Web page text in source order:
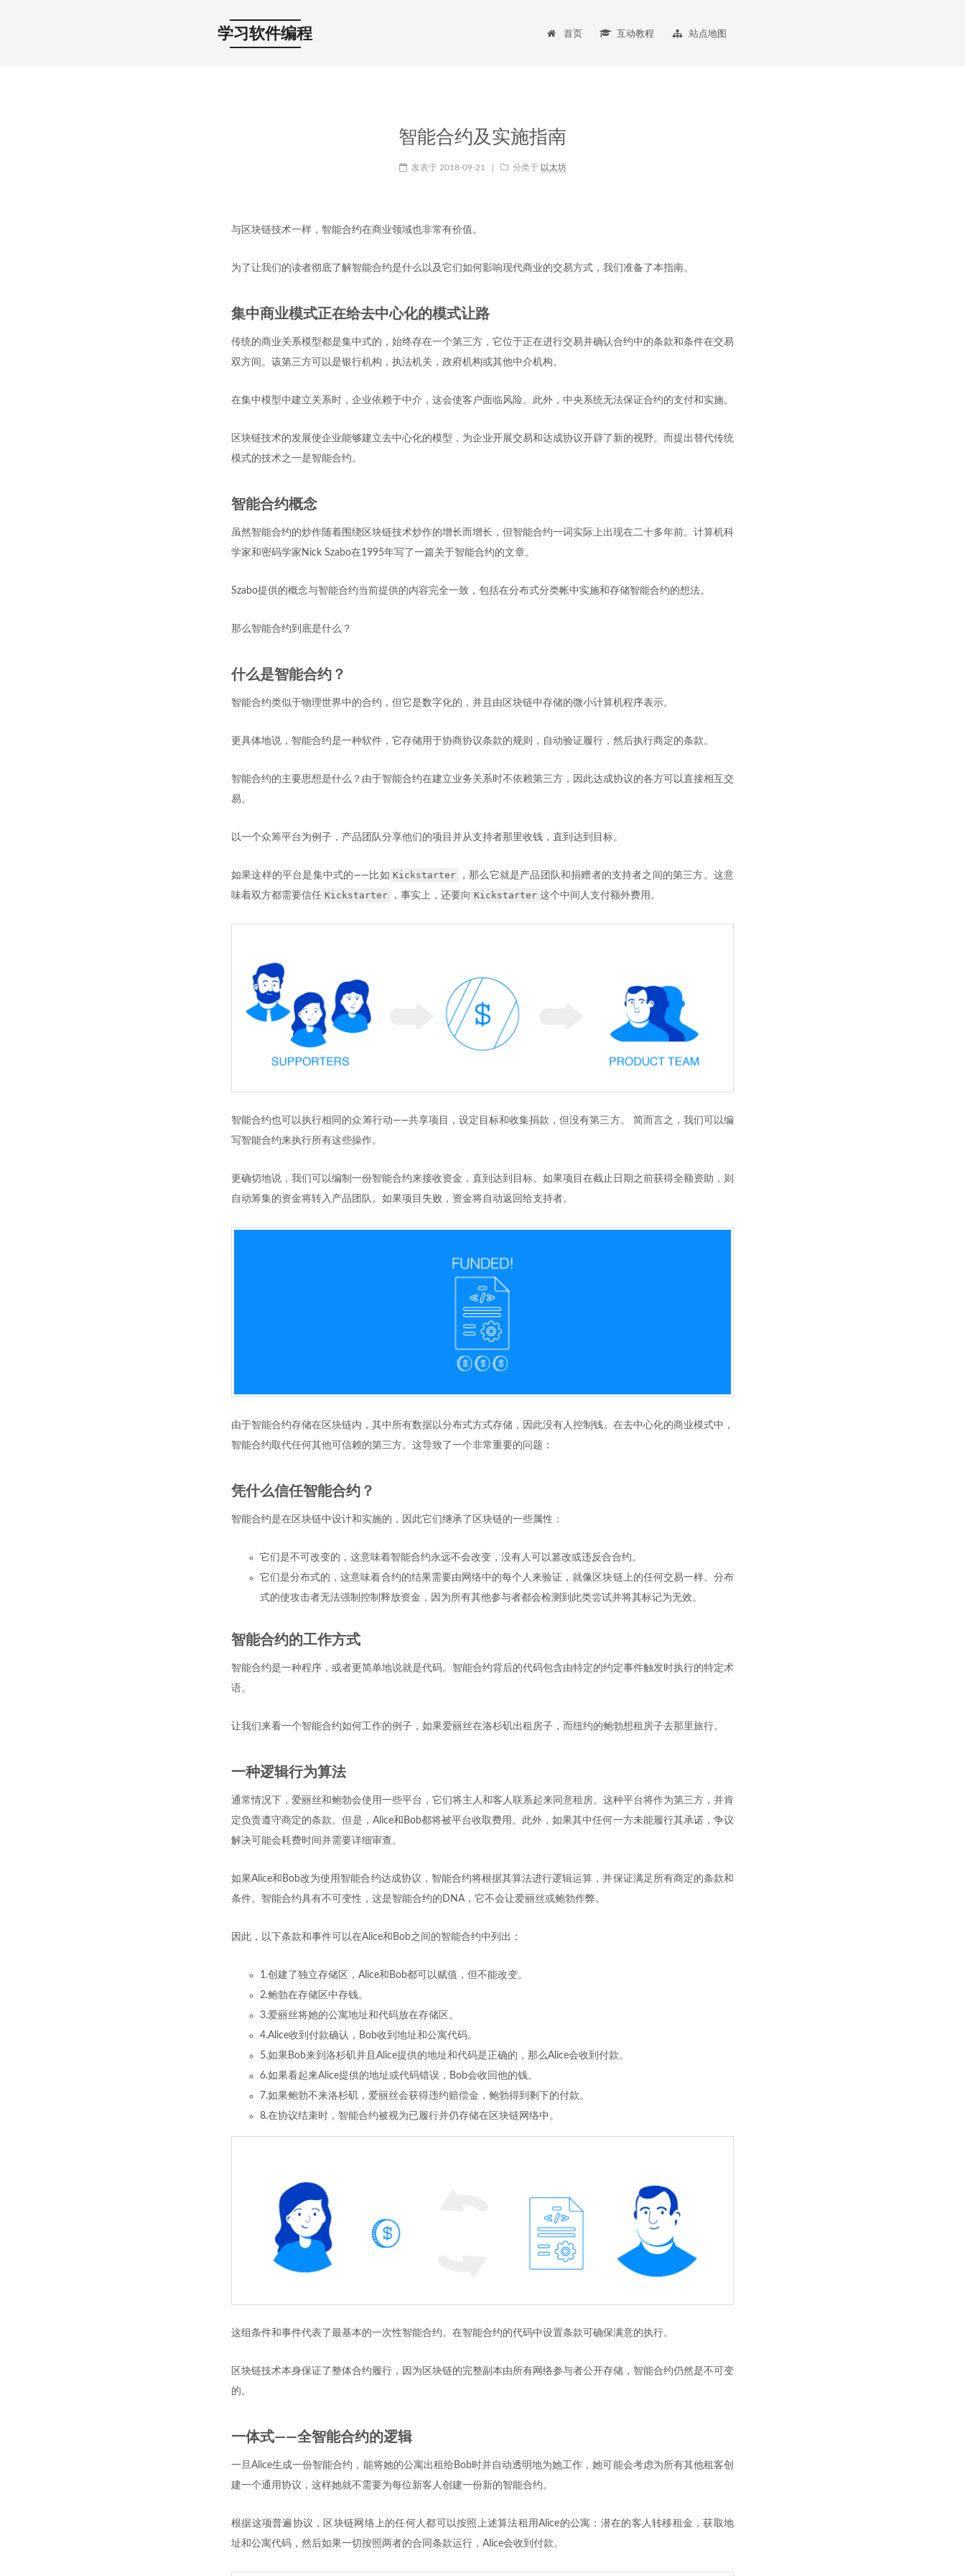
学习软件编程 首页 互动教程 站点地图
智能合约及实施指南
发表于 2018-09-21 分类于 以太坊
与区块链技术一样，智能合约在商业领域也非常有价值。
为了让我们的读者彻底了解智能合约是什么以及它们如何影响现代商业的交易方式，我们准备了本指南。
集中商业模式正在给去中心化的模式让路
传统的商业关系模型都是集中式的，始终存在一个第三方，​​它位于正在进行交易并确认合约中的条款和条件在交易
双方间。该第三方可以是银行机构，执法机关，政府机构或其他中介机构。
在集中模型中建立关系时，企业依赖于中介，这会使客户面临风险。此外，中央系统无法保证合约的支付和实施。
区块链技术的发展使企业能够建立去中心化的模型，为企业开展交易和达成协议开辟了新的视野。而提出替代传统
模式的技术之一是智能合约。
智能合约概念
虽然智能合约的炒作随着围绕区块链技术炒作的增长而增长，但智能合约一词实际上出现在二十多年前。计算机科
学家和密码学家Nick Szabo在1995年写了一篇关于智能合约的文章。
Szabo提供的概念与智能合约当前提供的内容完全一致，包括在分布式分类帐中实施和存储智能合约的想法。
那么智能合约到底是什么？
什么是智能合约？
智能合约类似于物理世界中的合约，但它是数字化的，并且由区块链中存储的微小计算机程序表示。
更具体地说，智能合约是一种软件，它存储用于协商协议条款的规则，自动验证履行，然后执行商定的条款。
智能合约的主要思想是什么？由于智能合约在建立业务关系时不依赖第三方，因此达成协议的各方可以直接相互交
易。
以一个众筹平台为例子，产品团队分享他们的项目并从支持者那里收钱，直到达到目标。
如果这样的平台是集中式的——比如 Kickstarter
，那么它就是产品团队和捐赠者的支持者之间的第三方。这意
味着双方都需要信任 Kickstarter ，事实上，还要向 Kickstarter 这个中间人支付额外费用。
智能合约也可以执行相同的众筹行动——共享项目，设定目标和收集捐款，但没有第三方。 简而言之，我们可以编
写智能合约来执行所有这些操作。
更确切地说，我们可以编制一份智能合约来接收资金，直到达到目标。如果项目在截止日期之前获得全额资助，则
自动筹集的资金将转入产品团队。如果项目失败，资金将自动返回给支持者。
由于智能合约存储在区块链内，其中所有数据以分布式方式存储，因此没有人控制钱。在去中心化的商业模式中，
智能合约取代任何其他可信赖的第三方。这导致了一个非常重要的问题：
凭什么信任智能合约？
智能合约是在区块链中设计和实施的，因此它们继承了区块链的一些属性：
它们是不可改变的，这意味着智能合约永远不会改变，没有人可以篡改或违反合合约。
它们是分布式的，这意味着合约的结果需要由网络中的每个人来验证，就像区块链上的任何交易一样。分布
式的使攻击者无法强制控制释放资金，因为所有其他参与者都会检测到此类尝试并将其标记为无效。
智能合约的工作方式
智能合约是一种程序，或者更简单地说就是代码。智能合约背后的代码包含由特定的约定事件触发时执行的特定术
语。
让我们来看一个智能合约如何工作的例子，如果爱丽丝在洛杉矶出租房子，而纽约的鲍勃想租房子去那里旅行。
一种逻辑行为算法
通常情况下，爱丽丝和鲍勃会使用一些平台，它们将主人和客人联系起来同意租房。这种平台将作为第三方，并肯
定负责遵守商定的条款。但是，Alice和Bob都将被平台收取费用。此外，如果其中任何一方未能履行其承诺，争议
解决可能会耗费时间并需要详细审查。
如果Alice和Bob改为使用智能合约达成协议，智能合约将根据其算法进行逻辑运算，并保证满足所有商定的条款和
条件。智能合约具有不可变性，这是智能合约的DNA，它不会让爱丽丝或鲍勃作弊。
因此，以下条款和事件可以在Alice和Bob之间的智能合约中列出：
1.创建了独立存储区，Alice和Bob都可以赋值，但不能改变。
2.鲍勃在存储区中存钱。
3.爱丽丝将她的公寓地址和代码放在存储区。
4.Alice收到付款确认，Bob收到地址和公寓代码。
5.如果Bob来到洛杉矶并且Alice提供的地址和代码是正确的，那么Alice会收到付款。
6.如果看起来Alice提供的地址或代码错误，Bob会收回他的钱。
7.如果鲍勃不来洛杉矶，爱丽丝会获得违约赔偿金，鲍勃得到剩下的付款。
8.在协议结束时，智能合约被视为已履行并仍存储在区块链网络中。
这组条件和事件代表了最基本的一次性智能合约。在智能合约的代码中设置条款可确保满意的执行。
区块链技术本身保证了整体合约履行，因为区块链的完整副本由所有网络参与者公开存储，智能合约仍然是不可变
的。
一体式——全智能合约的逻辑
一旦Alice生成一份智能合约，能将她的公寓出租给Bob时并自动透明地为她工作，她可能会考虑为所有其他租客创
建一个通用协议，这样她就不需要为每位新客人创建一份新的智能合约。
根据这项普遍协议，区块链网络上的任何人都可以按照上述算法租用Alice的公寓：潜在的客人转移租金，获取地
址和公寓代码，然后如果一切按照两者的合同条款运行，Alice会收到付款。